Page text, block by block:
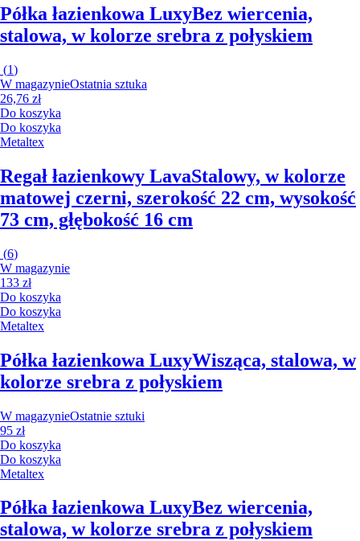
Półka łazienkowa LuxyBez wiercenia,
stalowa, w kolorze srebra z połyskiem
(1)
W magazynieOstatnia sztuka
26,76 zł
Do koszyka
Do koszyka
Metaltex
Regał łazienkowy LavaStalowy, w kolorze
matowej czerni, szerokość 22 cm, wysokość
73 cm, głębokość 16 cm
(6)
W magazynie
133 zł
Do koszyka
Do koszyka
Metaltex
Półka łazienkowa LuxyWisząca, stalowa, w
kolorze srebra z połyskiem
W magazynieOstatnie sztuki
95 zł
Do koszyka
Do koszyka
Metaltex
Półka łazienkowa LuxyBez wiercenia,
stalowa, w kolorze srebra z połyskiem